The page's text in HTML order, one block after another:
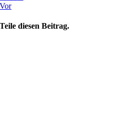
Vor
Teile diesen Beitrag.